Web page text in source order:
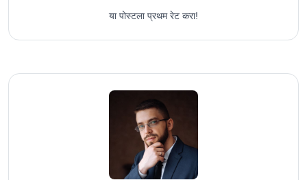
या पोस्टला प्रथम रेट करा!